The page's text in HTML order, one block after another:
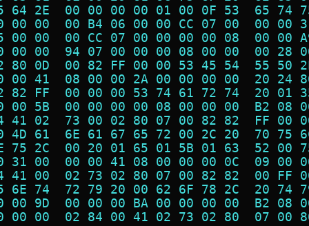
64 2E  00 00 00 00 01 00 0F 53  65
00 00  00 B4 06 00 00 CC 07 00  00
00 00  00 CC 07 00 00 00 00 08  00
00 00  94 07 00 00 00 08 00 00  00
80 0D  00 82 FF 00 00 53 45 54  55
00 41  08 00 00 2A 00 00 00 00  20
82 FF  00 00 00 53 74 61 72 74  20
00 5B  00 00 00 00 08 00 00 00  B2
41 02  73 00 02 80 07 00 82 82  FF
4D 61  6E 61 67 65 72 00 2C 20  70
75 2C  00 20 01 65 01 5B 01 63  52
31 00  00 00 41 08 00 00 00 0C  09
41 00  02 73 02 80 07 00 82 82  00
6E 74  72 79 20 00 62 6F 78 2C  20
00 9D  00 00 00 BA 00 00 00 00  B2
00 00  02 84 00 41 02 73 02 80  07